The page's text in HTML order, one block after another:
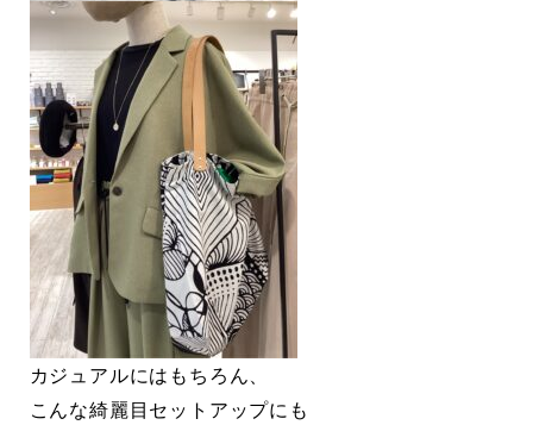
カジュアルにはもちろん、
こんな綺麗目セットアップにも